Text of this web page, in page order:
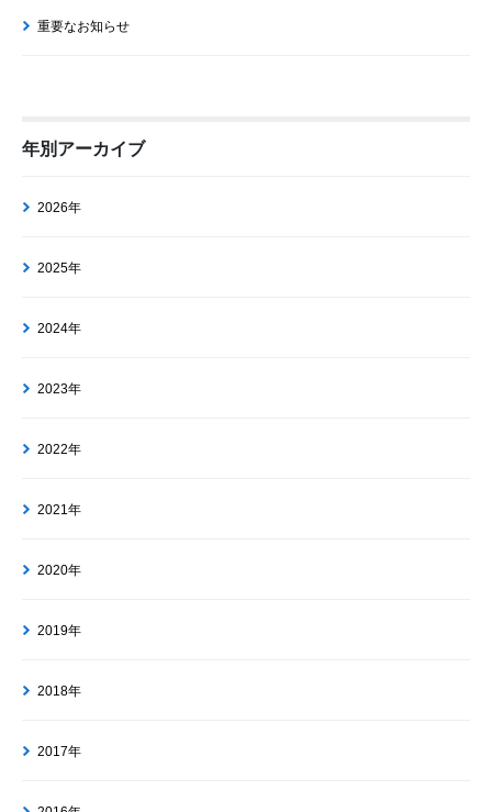
重要なお知らせ
年別アーカイブ
2026年
2025年
2024年
2023年
2022年
2021年
2020年
2019年
2018年
2017年